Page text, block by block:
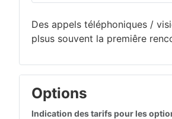
Des appels téléphoniques /
plsus souvent la premiêre
Options
Indication des tarifs pour les